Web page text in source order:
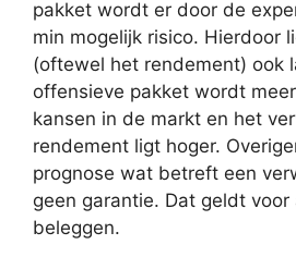
pakket wordt er door de
min mogelijk risico. Hierdoor
(oftewel het rendement) ook
offensieve pakket wordt
kansen in de markt en het
rendement ligt hoger.
prognose wat betreft een
geen garantie. Dat geldt voor
beleggen.